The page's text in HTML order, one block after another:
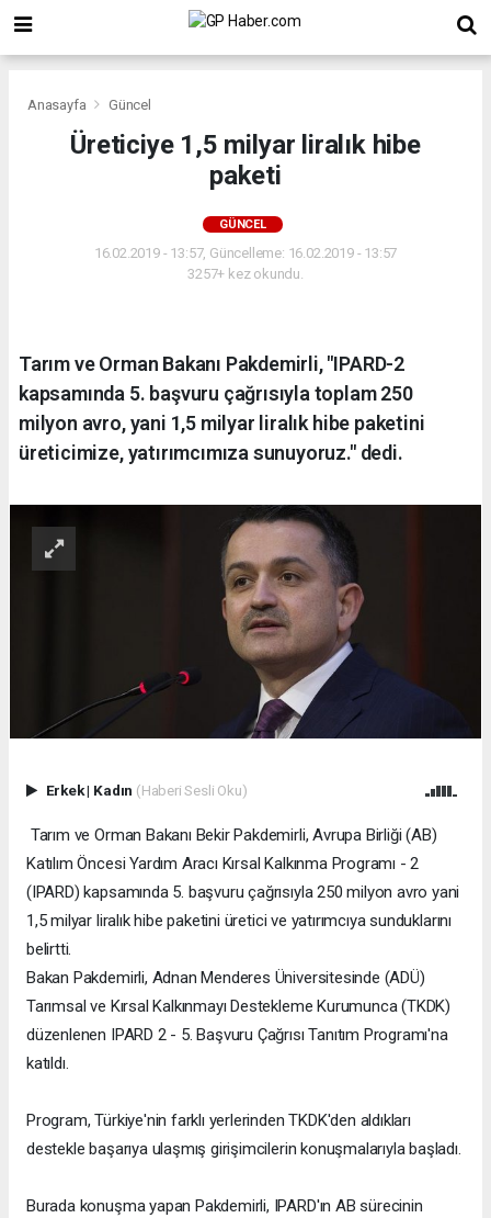
Anasayfa Güncel
Üreticiye 1,5 milyar liralık hibe
paketi
GÜNCEL
16.02.2019 - 13:57, Güncelleme: 16.02.2019 - 13:57
3257+ kez okundu.
Tarım ve Orman Bakanı Pakdemirli, "IPARD-2
kapsamında 5. başvuru çağrısıyla toplam 250
milyon avro, yani 1,5 milyar liralık hibe paketini
üreticimize, yatırımcımıza sunuyoruz." dedi.
Erkek| Kadın (Haberi Sesli Oku)
Tarım ve Orman Bakanı Bekir Pakdemirli, Avrupa Birliği (AB)
Katılım Öncesi Yardım Aracı Kırsal Kalkınma Programı - 2
(IPARD) kapsamında 5. başvuru çağrısıyla 250 milyon avro yani
1,5 milyar liralık hibe paketini üretici ve yatırımcıya sunduklarını
belirtti.
Bakan Pakdemirli, Adnan Menderes Üniversitesinde (ADÜ)
Tarımsal ve Kırsal Kalkınmayı Destekleme Kurumunca (TKDK)
düzenlenen IPARD 2 - 5. Başvuru Çağrısı Tanıtım Programı'na
katıldı.
Program, Türkiye'nin farklı yerlerinden TKDK'den aldıkları
destekle başarıya ulaşmış girişimcilerin konuşmalarıyla başladı.
Burada konuşma yapan Pakdemirli, IPARD'ın AB sürecinin